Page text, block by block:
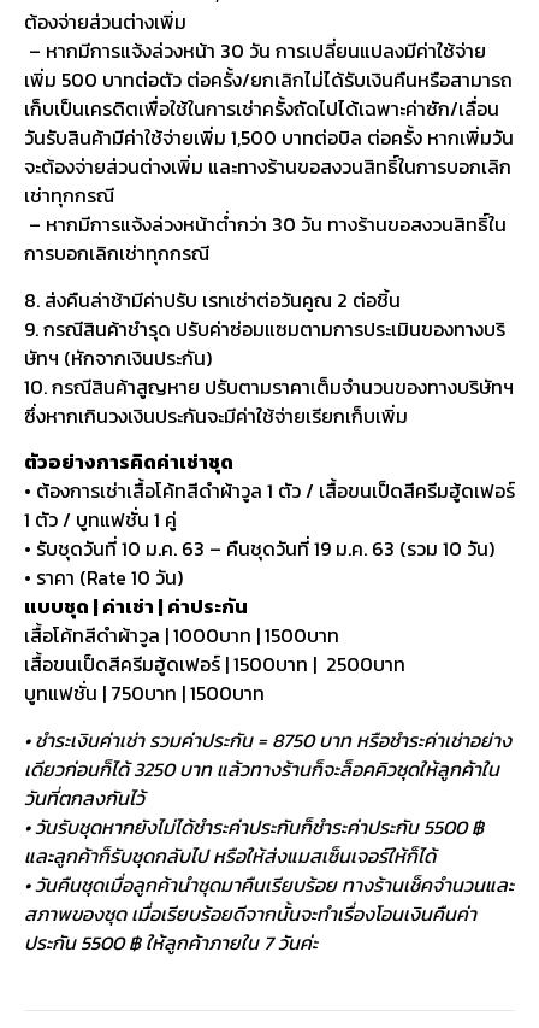
ต้องจ่ายส่วนต่างเพิ่ม
– หากมีการแจ้งล่วงหน้า 30 วัน การเปลี่ยนแปลงมีค่าใช้จ่าย
เพิ่ม 500 บาทต่อตัว ต่อครั้ง/ยกเลิกไม่ได้รับเงินคืนหรือสามารถ
เก็บเป็นเครดิตเพื่อใช้ในการเช่าครั้งถัดไปได้เฉพาะค่าซัก/เลื่อน
วันรับสินค้ามีค่าใช้จ่ายเพิ่ม 1,500 บาทต่อบิล ต่อครั้ง หากเพิ่มวัน
จะต้องจ่ายส่วนต่างเพิ่ม และทางร้านขอสงวนสิทธิ์ในการบอกเลิก
เช่าทุกกรณี
– หากมีการแจ้งล่วงหน้าต่ำกว่า 30 วัน ทางร้านขอสงวนสิทธิ์ใน
การบอกเลิกเช่าทุกกรณี
8. ส่งคืนล่าช้ามีค่าปรับ เรทเช่าต่อวันคูณ 2 ต่อชิ้น
9. กรณีสินค้าชำรุด ปรับค่าซ่อมแซมตามการประเมินของทางบริ
ษัทฯ (หักจากเงินประกัน)
10. กรณีสินค้าสูญหาย ปรับตามราคาเต็มจำนวนของทางบริษัทฯ
ซึ่งหากเกินวงเงินประกันจะมีค่าใช้จ่ายเรียกเก็บเพิ่ม
ตัวอย่างการคิดค่าเช่าชุด
• ต้องการเช่าเสื้อโค้ทสีดำผ้าวูล 1 ตัว / เสื้อขนเป็ดสีครีมฮู้ดเฟอร์
1 ตัว / บูทแฟชั่น 1 คู่
• รับชุดวันที่ 10 ม.ค. 63 – คืนชุดวันที่ 19 ม.ค. 63 (รวม 10 วัน)
• ราคา (Rate 10 วัน)
แบบชุด | ค่าเช่า | ค่าประกัน
เสื้อโค้ทสีดำผ้าวูล | 1000บาท | 1500บาท
เสื้อขนเป็ดสีครีมฮู้ดเฟอร์ | 1500บาท | 2500บาท
บูทแฟชั่น | 750บาท | 1500บาท
• ชำระเงินค่าเช่า รวมค่าประกัน = 8750 บาท หรือชำระค่าเช่าอย่าง
เดียวก่อนก็ได้ 3250 บาท แล้วทางร้านก็จะล็อคคิวชุดให้ลูกค้าใน
วันที่ตกลงกันไว้
• วันรับชุดหากยังไม่ได้ชำระค่าประกันก็ชำระค่าประกัน 5500 ฿
และลูกค้าก็รับชุดกลับไป หรือให้ส่งแมสเซ็นเจอร์ให้ก็ได้
• วันคืนชุดเมื่อลูกค้านำชุดมาคืนเรียบร้อย ทางร้านเช็คจำนวนและ
สภาพของชุด เมื่อเรียบร้อยดีจากนั้นจะทำเรื่องโอนเงินคืนค่า
ประกัน 5500 ฿ ให้ลูกค้าภายใน 7 วันค่ะ